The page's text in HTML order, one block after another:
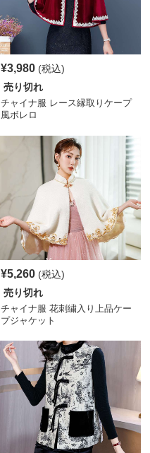
¥3,980 (税込)
売り切れ
チャイナ服 レース縁取りケープ
風ボレロ
¥5,260 (税込)
売り切れ
チャイナ服 花刺繍入り上品ケー
プジャケット